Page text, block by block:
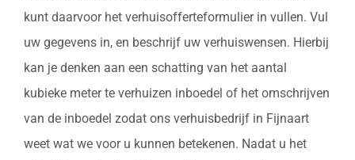
kunt daarvoor het verhuisofferteformulier in vullen. Vul
uw gegevens in, en beschrijf uw verhuiswensen. Hierbij
kan je denken aan een schatting van het aantal
kubieke meter te verhuizen inboedel of het omschrijven
van de inboedel zodat ons verhuisbedrijf in Fijnaart
weet wat we voor u kunnen betekenen. Nadat u het